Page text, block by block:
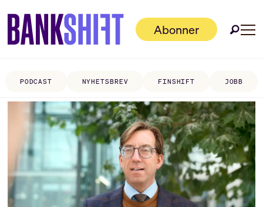
Abonner
PODCAST NYHETSBREV FINSHIFT JOBB
Tag:
nordic
accountant
federation